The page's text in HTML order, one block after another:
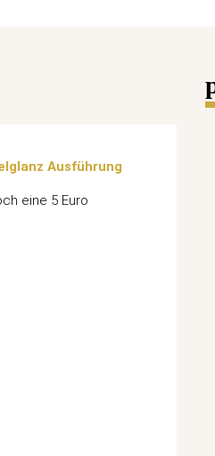
Ausführung
eine 5 Euro